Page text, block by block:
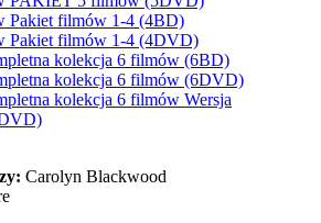
Pakiet filmów 1-4 (4BD)
Pakiet filmów 1-4 (4DVD)
kolekcja 6 filmów (6BD)
kolekcja 6 filmów (6DVD)
kolekcja 6 filmów Wersja
Carolyn Blackwood